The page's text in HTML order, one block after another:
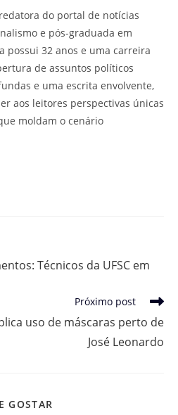
do portal de notícias
e pós-graduada em
possui 32 anos e uma carreira
de assuntos políticos
e uma escrita envolvente,
aos leitores perspectivas únicas
moldam o cenário
Técnicos da UFSC em
Próximo post
uso de máscaras perto de
José Leonardo
GOSTAR